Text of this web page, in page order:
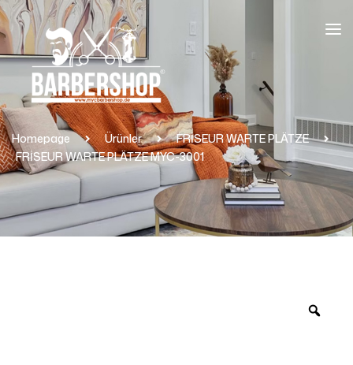
Homepage Ürünler
FRİSEUR WARTE PLÄTZE
FRİSEUR WARTE PLÄTZE MYC-3001